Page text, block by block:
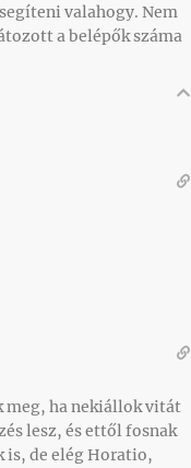
valahogy. Nem
a belépők száma
meg, ha nekiállok vitát
lesz, és ettől fosnak
is, de elég Horatio,